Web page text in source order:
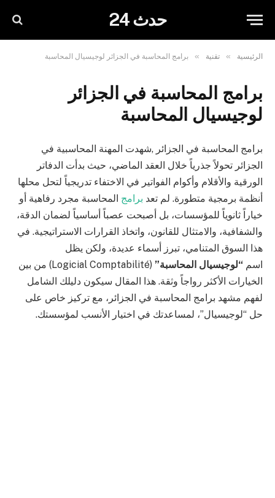
حدث 24
الرئيسية » تقنية » برامج المحاسبة في الجزائر لوجيسيال المحاسبة
برامج المحاسبة في الجزائر
لوجيسيال المحاسبة
برامج المحاسبة في الجزائر ,شهدت المهنة المحاسبية في
الجزائر تحولاً جذرياً خلال العقد الماضي، حيث بدأت الدفاتر
الورقية والأقلام وأكوام الفواتير في الاختفاء تدريجياً لتحل محلها
أنظمة برمجية متطورة. لم تعد برامج المحاسبة مجرد رفاهية أو
خياراً ثانوياً للمؤسسات، بل أصبحت عصباً أساسياً لضمان الدقة،
والشفافية، والامتثال للقانون، واتخاذ القرارات الاستراتيجية. في
هذا السوق المتنامي، تبرز أسماء عديدة، ولكن يظل
اسم “لوجيسيال المحاسبة”
(Logicial Comptabilité) من بين
الخيارات الأكثر رواجاً وثقة. هذا المقال سيكون دليلك الشامل
لفهم مشهد برامج المحاسبة في الجزائر، مع تركيز خاص على
حل “لوجيسيال”، لمساعدتك في اختيار الأنسب لمؤسستك.